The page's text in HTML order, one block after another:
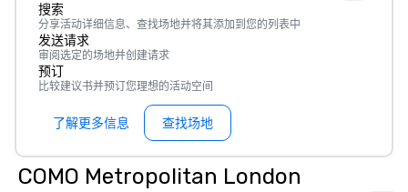
搜索
分享活动详细信息、查找场地并将其添加到您的列表中
发送请求
审阅选定的场地并创建请求
预订
比较建议书并预订您理想的活动空间
了解更多信息 查找场地
COMO Metropolitan London